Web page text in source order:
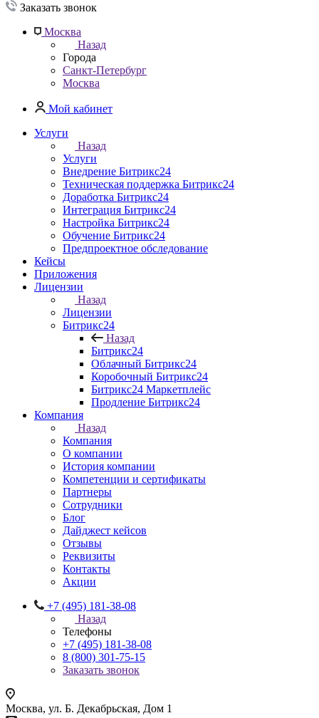
Заказать звонок
Москва
Назад
Города
Санкт-Петербург
Москва
Мой кабинет
Услуги
Назад
Услуги
Внедрение Битрикс24
Техническая поддержка Битрикс24
Доработка Битрикс24
Интеграция Битрикс24
Настройка Битрикс24
Обучение Битрикс24
Предпроектное обследование
Кейсы
Приложения
Лицензии
Назад
Лицензии
Битрикс24
Назад
Битрикс24
Облачный Битрикс24
Коробочный Битрикс24
Битрикс24 Маркетплейс
Продление Битрикс24
Компания
Назад
Компания
О компании
История компании
Компетенции и сертификаты
Партнеры
Сотрудники
Блог
Дайджест кейсов
Отзывы
Реквизиты
Контакты
Акции
+7 (495) 181-38-08
Назад
Телефоны
+7 (495) 181-38-08
8 (800) 301-75-15
Заказать звонок
Москва, ул. Б. Декабрьская, Дом 1